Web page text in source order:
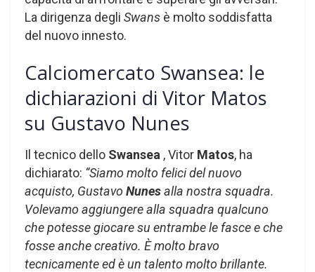
La dirigenza degli Swans è molto soddisfatta
del nuovo innesto.
Calciomercato Swansea: le
dichiarazioni di Vitor Matos
su Gustavo Nunes
Il tecnico dello Swansea , Vitor Matos, ha
dichiarato: “Siamo molto felici del nuovo
acquisto, GustavoNunesalla nostra squadra.
Volevamo aggiungere alla squadra qualcuno
che potesse giocare su entrambe le fasce e che
fosse anche creativo. È molto bravo
tecnicamente ed è un talento molto brillante.